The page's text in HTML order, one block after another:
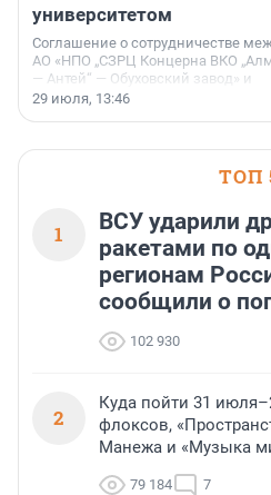
университетом
Соглашение о сотрудничестве
АО «НПО „СЗРЦ Концерна ВКО
— Антей“ — Обуховский завод» и
ФГБОУ ВО «Ижевский
Калашникова» (ИжГТУ) было
подписано 17 июля 2026 года в
Ситуационном центре
29 июля, 13:46
ТОП
1
ВСУ ударили
ракетами по
регионам
сообщили о
102 930
2
Куда пойти 31
флоксов,
Манежа и «Музыка
79 184 7